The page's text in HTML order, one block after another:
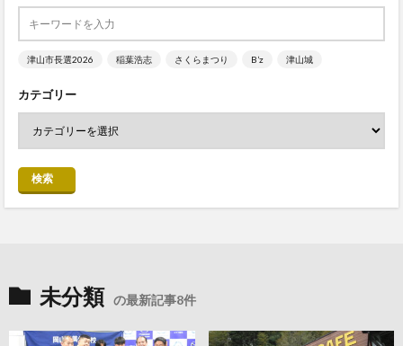
津山市長選2026 稲葉浩志 さくらまつり B’z 津山城
カテゴリー
検索
未分類 の最新記事8件